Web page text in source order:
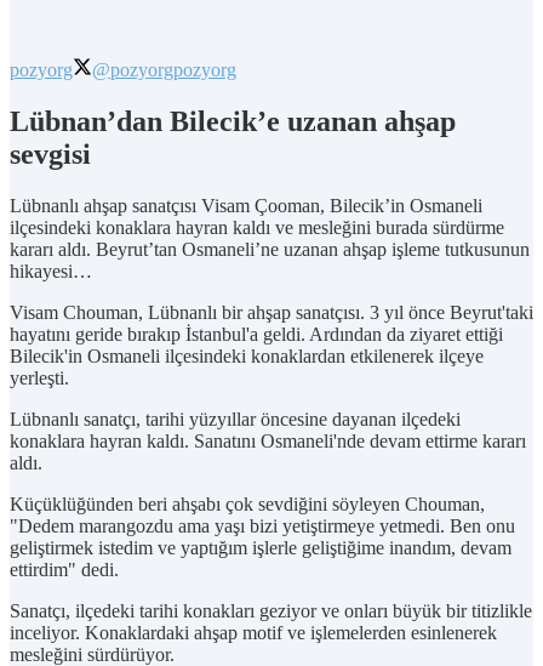
pozyorg @pozyorgpozyorg
Lübnan’dan Bilecik’e uzanan ahşap
sevgisi
Lübnanlı ahşap sanatçısı Visam Çooman, Bilecik’in Osmaneli
ilçesindeki konaklara hayran kaldı ve mesleğini burada sürdürme
kararı aldı. Beyrut’tan Osmaneli’ne uzanan ahşap işleme tutkusunun
hikayesi…
Visam Chouman, Lübnanlı bir ahşap sanatçısı. 3 yıl önce Beyrut'taki
hayatını geride bırakıp İstanbul'a geldi. Ardından da ziyaret ettiği
Bilecik'in Osmaneli ilçesindeki konaklardan etkilenerek ilçeye
yerleşti.
Lübnanlı sanatçı, tarihi yüzyıllar öncesine dayanan ilçedeki
konaklara hayran kaldı. Sanatını Osmaneli'nde devam ettirme kararı
aldı.
Küçüklüğünden beri ahşabı çok sevdiğini söyleyen Chouman,
"Dedem marangozdu ama yaşı bizi yetiştirmeye yetmedi. Ben onu
geliştirmek istedim ve yaptığım işlerle geliştiğime inandım, devam
ettirdim" dedi.
Sanatçı, ilçedeki tarihi konakları geziyor ve onları büyük bir titizlikle
inceliyor. Konaklardaki ahşap motif ve işlemelerden esinlenerek
mesleğini sürdürüyor.